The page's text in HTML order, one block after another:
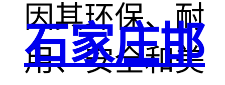
因其环保、耐
用、安全和美
石家庄邯